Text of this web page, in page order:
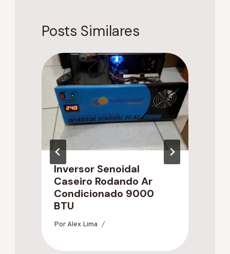
Posts Similares
Inversor Senoidal
Caseiro Rodando Ar
Condicionado 9000
BTU
Por Alex Lima